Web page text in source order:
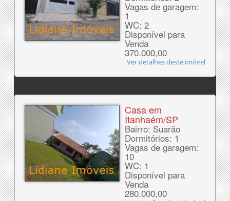
Vagas de garagem:
1
WC: 2
Disponível para
Venda
370.000,00
Ver detalhes deste imóvel
Casa em
Itanhaém/SP
Bairro: Suarão
Dormitórios: 1
Vagas de garagem:
10
WC: 1
Disponível para
Venda
280.000,00